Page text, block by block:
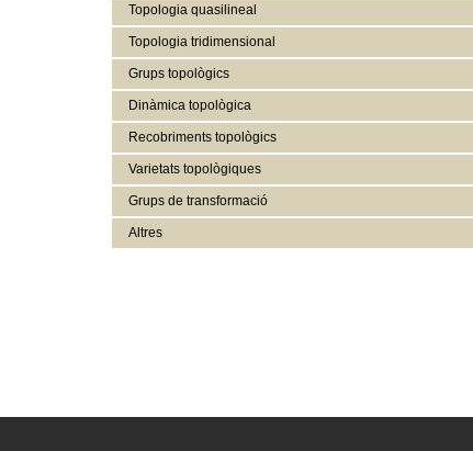
Topologia quasilineal
Topologia tridimensional
Grups topològics
Dinàmica topològica
Recobriments topològics
Varietats topològiques
Grups de transformació
Altres